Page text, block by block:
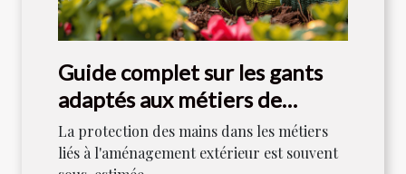
Guide complet sur les gants
adaptés aux métiers de
l'aménagement extérieur
La protection des mains dans les métiers
liés à l'aménagement extérieur est souvent